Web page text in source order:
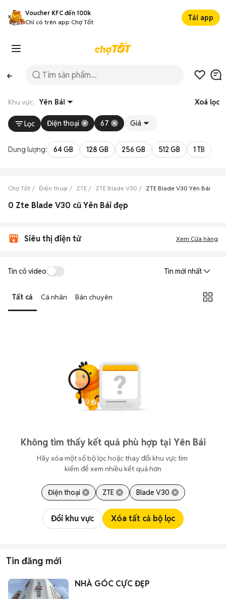
Voucher KFC đến 100k
Chỉ có trên app Chợ Tốt
Tải app
Khu vực: Yên Bái Xoá lọc
Lọc Điện thoại 67 Giá
Dung lượng: 64 GB 128 GB 256 GB 512 GB 1 TB
Chợ Tốt Điện thoại ZTE ZTE Blade V30 ZTE Blade V30 Yên Bái
0 Zte Blade V30 cũ Yên Bái đẹp
Siêu thị điện tử Xem Cửa hàng
Tin có video Tin mới nhất
Tất cả Cá nhân Bán chuyên
Không tìm thấy kết quả phù hợp tại Yên Bái
Hãy xóa một số bộ lọc hoặc thay đổi khu vực tìm
kiếm để xem nhiều kết quả hơn
Điện thoại ZTE Blade V30
Đổi khu vực Xóa tất cả bộ lọc
Tin đăng mới
NHÀ GÓC CỰC ĐẸP